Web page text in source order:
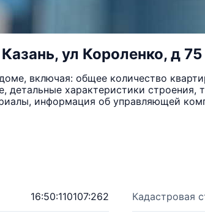
ул Короленко, д 75
включая: общее количество
характеристики строения,
информация об управляющей
16:50:110107:262 Кадастровая